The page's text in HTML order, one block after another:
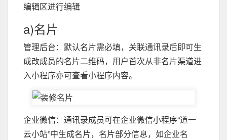
编辑区进行编辑
a)名片
管理后台：默认名片需必填，关联通讯录后即可生
成改成员的名片二维码，用户首次从非名片渠道进
入小程序亦可查看小程序内容。
企业微信：通讯录成员可在企业微信小程序“道一
云小站”中生成名片，名片部分信息，如企业名